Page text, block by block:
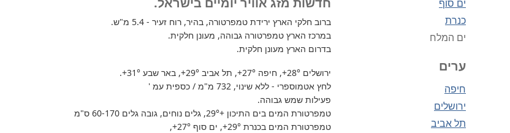
ים סוף
כנרת
ים המלח
ערים
חיפה
ירושלים
תל אביב
ברוב חלקי הארץ ירידת טמפרטורה, בהיר, רוח זעיר - 5.4 מ"ש.
במרכז הארץ טמפרטורה גבוהה, מעונן חלקית.
בדרום הארץ מעונן חלקית.
ירושלים +28°, חיפה +27°, תל אביב +29°, באר שבע +31°
.
לחץ אטמוספרי - ללא שינוי, 732 מ"מ / כספית עמ '
פעילות שמש גבוהה.
טמפרטורת המים בים התיכון +29°
, גלים נוחים, גובה גלים 60-170 ס"מ
טמפרטורת המים בכנרת +29°, ים סוף +27°
,